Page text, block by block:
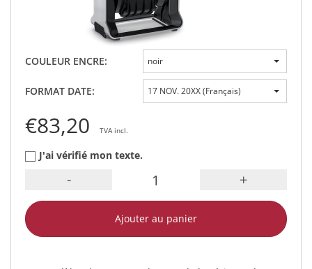
COULEUR ENCRE: noir
FORMAT DATE: 17 NOV. 20XX (Français)
€83,20 TVA incl.
J'ai vérifié mon texte.
- +
Ajouter au panier